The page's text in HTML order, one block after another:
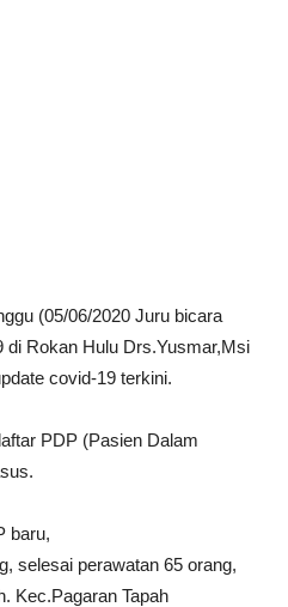
(05/06/2020 Juru bicara
di Rokan Hulu Drs.Yusmar,Msi
covid-19 terkini.
PDP (Pasien Dalam
baru,
selesai perawatan 65 orang,
Kec.Pagaran Tapah